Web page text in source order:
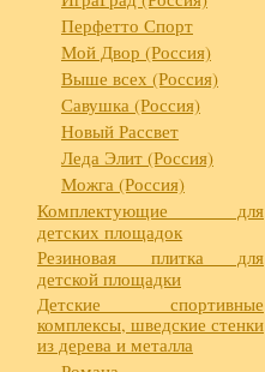
Перфетто Спорт
Мой Двор (Россия)
Выше всех (Россия)
Савушка (Россия)
Новый Рассвет
Леда Элит (Россия)
Можга (Россия)
Комплектующие для
детских площадок
Резиновая плитка для
детской площадки
Детские спортивные
комплексы, шведские стенки
из дерева и металла